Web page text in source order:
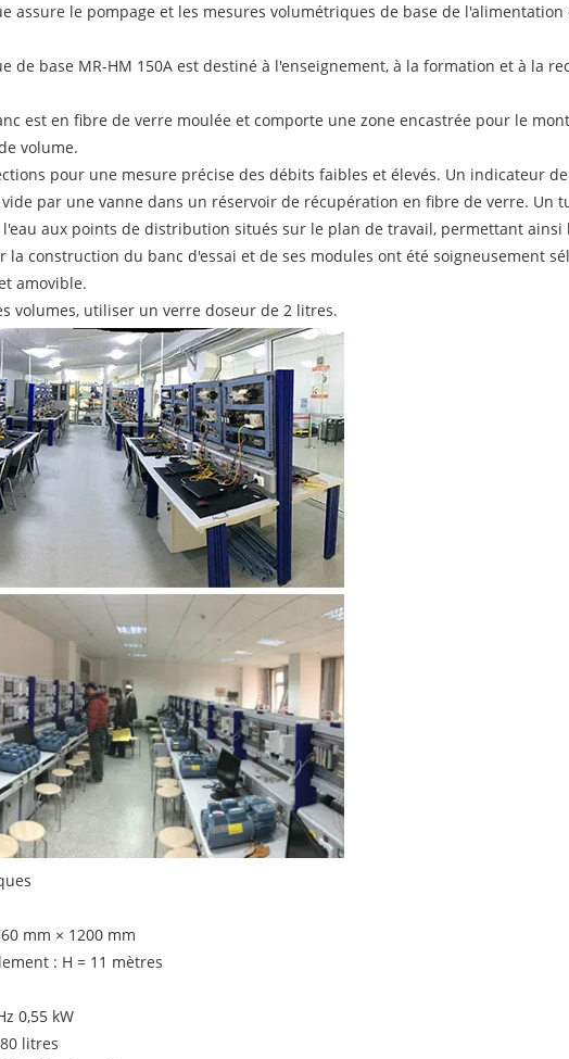
assure le pompage et les mesures volumétriques de base de
de base MR-HM 150A est destiné à l'enseignement, à la formation et à la
est en fibre de verre moulée et comporte une zone encastrée pour le
volume.
pour une mesure précise des débits faibles et élevés. Un indicateur
par une vanne dans un réservoir de récupération en fibre de verre.
aux points de distribution situés sur le plan de travail, permettant
la construction du banc d'essai et de ses modules ont été soigneusement
amovible.
volumes, utiliser un verre doseur de 2 litres.
mm × 1200 mm
: H = 11 mètres
0,55 kW
litres